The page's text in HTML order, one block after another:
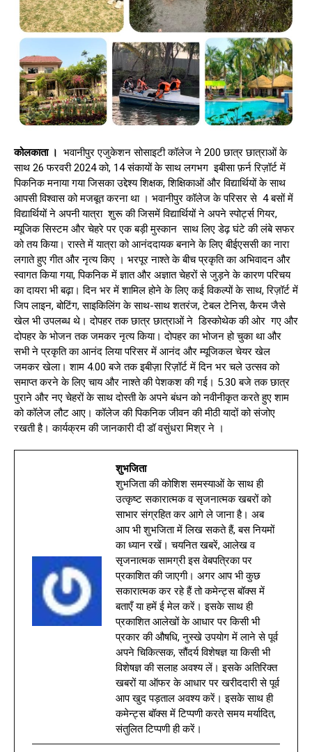
कोलकाता । भवानीपुर एजुकेशन सोसाइटी कॉलेज ने 200 छात्र छात्राओं के
साथ 26 फरवरी 2024 को, 14 संकायों के साथ लगभग इबीसा फ़र्न रिज़ॉर्ट में
पिकनिक मनाया गया जिसका उद्देश्य शिक्षक, शिक्षिकाओं और विद्यार्थियों के साथ
आपसी विश्वास को मजबूत करना था । भवानीपुर कॉलेज के परिसर से 4 बसों में
विद्यार्थियों ने अपनी यात्रा शुरू की जिसमें विद्यार्थियों ने अपने स्पोर्ट्स गियर,
म्यूजिक सिस्टम और चेहरे पर एक बड़ी मुस्कान साथ लिए डेढ़ घंटे की लंबे सफर
को तय किया। रास्ते में यात्रा को आनंददायक बनाने के लिए बीईएससी का नारा
लगाते हुए गीत और नृत्य किए । भरपूर नाश्ते के बीच प्रकृति का अभिवादन और
स्वागत किया गया, पिकनिक में ज्ञात और अज्ञात चेहरों से जुड़ने के कारण परिचय
का दायरा भी बढ़ा। दिन भर में शामिल होने के लिए कई विकल्पों के साथ, रिज़ॉर्ट में
जिप लाइन, बोटिंग, साइकिलिंग के साथ-साथ शतरंज, टेबल टेनिस, कैरम जैसे
खेल भी उपलब्ध थे। दोपहर तक छात्र छात्राओं ने डिस्कोथेक की ओर गए और
दोपहर के भोजन तक जमकर नृत्य किया। दोपहर का भोजन हो चुका था और
सभी ने प्रकृति का आनंद लिया परिसर में आनंद और म्यूजिकल चेयर खेल
जमकर खेला। शाम 4.00 बजे तक इबीज़ा रिज़ॉर्ट में दिन भर चले उत्सव को
समाप्त करने के लिए चाय और नाश्ते की पेशकश की गई। 5.30 बजे तक छात्र
पुराने और नए चेहरों के साथ दोस्ती के अपने बंधन को नवीनीकृत करते हुए शाम
को कॉलेज लौट आए। कॉलेज की पिकनिक जीवन की मीठी यादों को संजोए
रखती है। कार्यक्रम की जानकारी दी डॉ वसुंधरा मिश्र ने ।
शुभजिता
शुभजिता की कोशिश समस्याओं के साथ ही
उत्कृष्ट सकारात्मक व सृजनात्मक खबरों को
साभार संग्रहित कर आगे ले जाना है। अब
आप भी शुभजिता में लिख सकते हैं, बस नियमों
का ध्यान रखें। चयनित खबरें, आलेख व
सृजनात्मक सामग्री इस वेबपत्रिका पर
प्रकाशित की जाएगी। अगर आप भी कुछ
सकारात्मक कर रहे हैं तो कमेन्ट्स बॉक्स में
बताएँ या हमें ई मेल करें। इसके साथ ही
प्रकाशित आलेखों के आधार पर किसी भी
प्रकार की औषधि, नुस्खे उपयोग में लाने से पूर्व
अपने चिकित्सक, सौंदर्य विशेषज्ञ या किसी भी
विशेषज्ञ की सलाह अवश्य लें। इसके अतिरिक्त
खबरों या ऑफर के आधार पर खरीददारी से पूर्व
आप खुद पड़ताल अवश्य करें। इसके साथ ही
कमेन्ट्स बॉक्स में टिप्पणी करते समय मर्यादित,
संतुलित टिप्पणी ही करें।